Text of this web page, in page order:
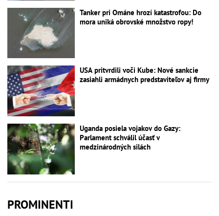
Tanker pri Ománe hrozí katastrofou: Do
mora uniká obrovské množstvo ropy!
USA pritvrdili voči Kube: Nové sankcie
zasiahli armádnych predstaviteľov aj firmy
Uganda posiela vojakov do Gazy:
Parlament schválil účasť v
medzinárodných silách
PROMINENTI